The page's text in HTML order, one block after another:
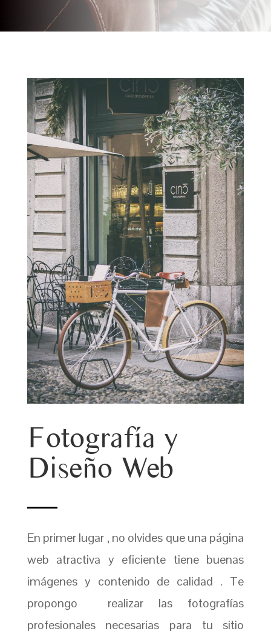
Fotografía y
Diseño Web
En primer lugar , no olvides que una página
web atractiva y eficiente tiene buenas
imágenes y contenido de calidad . Te
propongo realizar las fotografías
profesionales necesarias para tu sitio